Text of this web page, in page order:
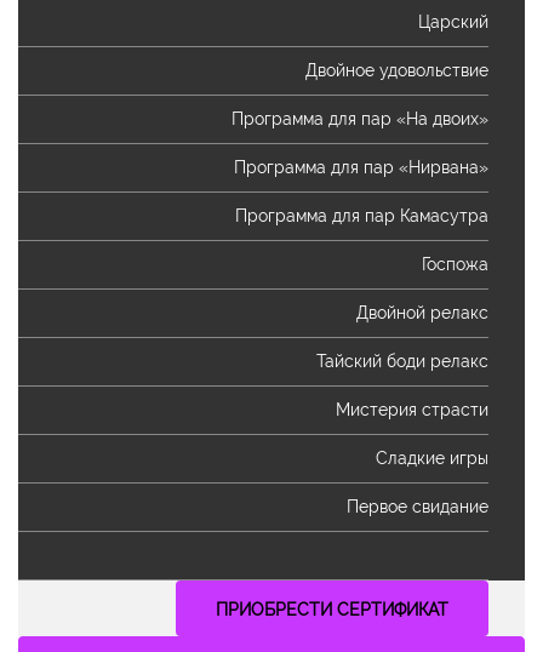
Царский
Двойное удовольствие
Программа для пар «На двоих»
Программа для пар «Нирвана»
Программа для пар Камасутра
Госпожа
Двойной релакс
Тайский боди релакс
Мистерия страсти
Сладкие игры
Первое свидание
ПРИОБРЕСТИ СЕРТИФИКАТ